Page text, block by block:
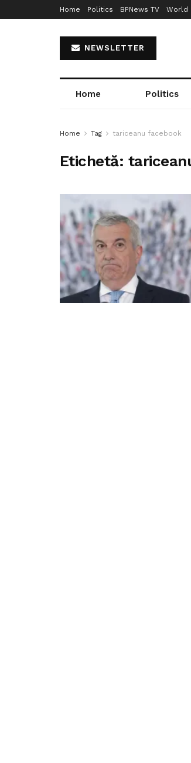
Home Politics BPNews TV World
NEWSLETTER
Home Politics
Home Tag tariceanu facebook
Etichetă: